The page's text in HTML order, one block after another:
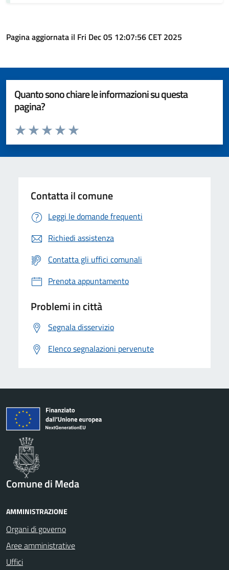
Pagina aggiornata il Fri Dec 05 12:07:56 CET 2025
Quanto sono chiare le informazioni su questa
pagina?
Valuta da 1 a 5 stelle la pagina
Valuta 5 stelle su 5
Valuta 4 stelle su 5
Valuta 3 stelle su 5
Valuta 2 stelle su 5
Valuta 1 stelle su 5
Contatta il comune
Leggi le domande frequenti
Richiedi assistenza
Contatta gli uffici comunali
Prenota appuntamento
Problemi in città
Segnala disservizio
Elenco segnalazioni pervenute
Comune di Meda
AMMINISTRAZIONE
Organi di governo
Aree amministrative
Uffici